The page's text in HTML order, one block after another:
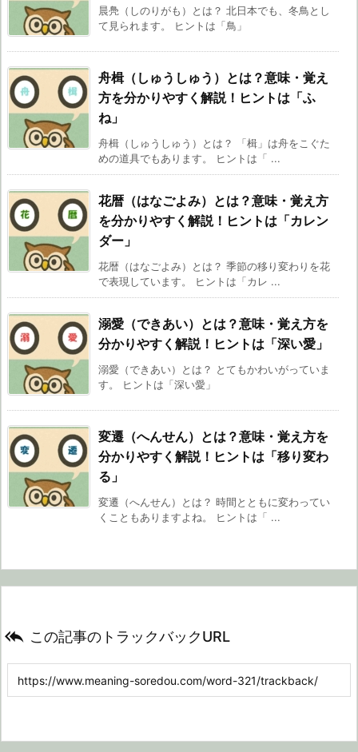
晨鳧（しのりがも）とは？ 北日本でも、冬鳥とし
て見られます。 ヒントは「鳥」
舟楫（しゅうしゅう）とは？意味・覚え
方を分かりやすく解説！ヒントは「ふ
ね」
舟楫（しゅうしゅう）とは？ 「楫」は舟をこぐた
めの道具でもあります。 ヒントは「 ...
花暦（はなごよみ）とは？意味・覚え方
を分かりやすく解説！ヒントは「カレン
ダー」
花暦（はなごよみ）とは？ 季節の移り変わりを花
で表現しています。 ヒントは「カレ ...
溺愛（できあい）とは？意味・覚え方を
分かりやすく解説！ヒントは「深い愛」
溺愛（できあい）とは？ とてもかわいがっていま
す。 ヒントは「深い愛」
変遷（へんせん）とは？意味・覚え方を
分かりやすく解説！ヒントは「移り変わ
る」
変遷（へんせん）とは？ 時間とともに変わってい
くこともありますよね。 ヒントは「 ...
 この記事のトラックバックURL